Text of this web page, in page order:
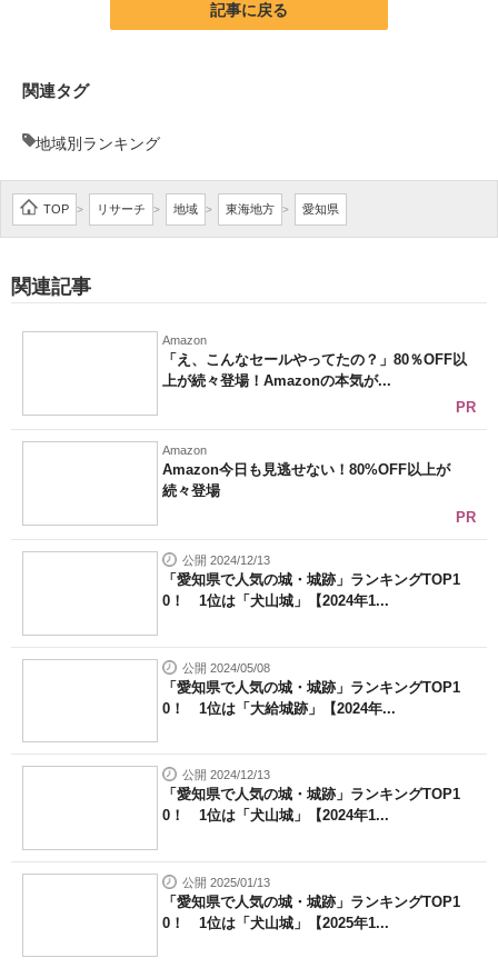
記事に戻る
関連タグ
地域別ランキング
TOP > リサーチ > 地域 > 東海地方 > 愛知県
関連記事
Amazon
「え、こんなセールやってたの？」80％OFF以
上が続々登場！Amazonの本気が...
PR
Amazon
Amazon今日も見逃せない！80%OFF以上が
続々登場
PR
公開 2024/12/13
「愛知県で人気の城・城跡」ランキングTOP1
0！ 1位は「犬山城」【2024年1...
公開 2024/05/08
「愛知県で人気の城・城跡」ランキングTOP1
0！ 1位は「大給城跡」【2024年...
公開 2024/12/13
「愛知県で人気の城・城跡」ランキングTOP1
0！ 1位は「犬山城」【2024年1...
公開 2025/01/13
「愛知県で人気の城・城跡」ランキングTOP1
0！ 1位は「犬山城」【2025年1...